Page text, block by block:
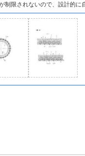
制限されないので、設計的に